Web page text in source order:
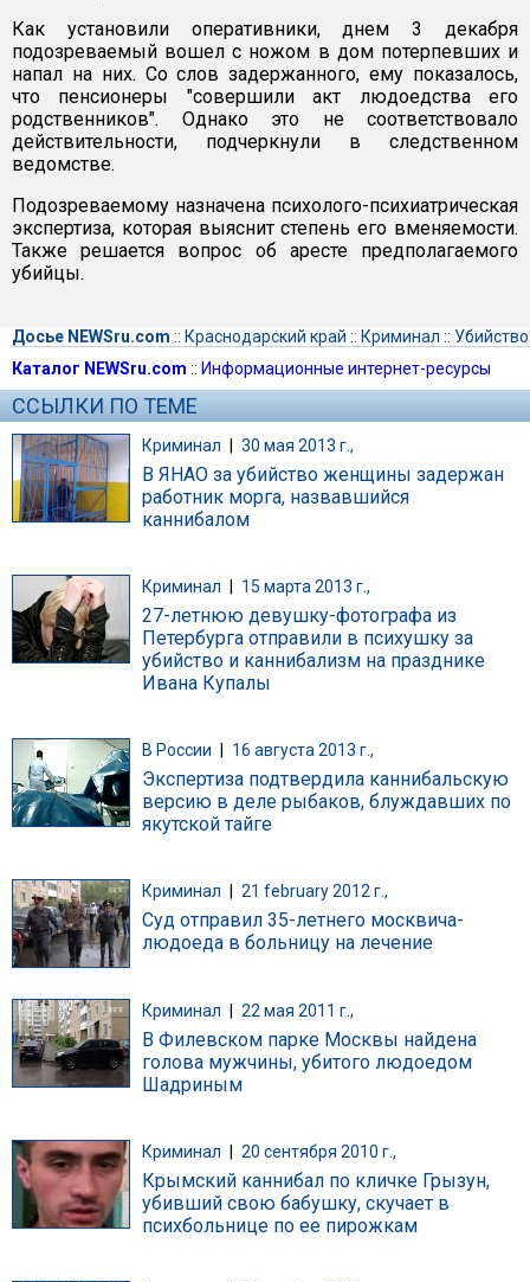
Как установили оперативники, днем 3 декабря
подозреваемый вошел с ножом в дом потерпевших и
напал на них. Со слов задержанного, ему показалось,
что пенсионеры "совершили акт людоедства его
родственников". Однако это не соответствовало
действительности, подчеркнули в следственном
ведомстве.
Подозреваемому назначена психолого-психиатрическая
экспертиза, которая выяснит степень его вменяемости.
Также решается вопрос об аресте предполагаемого
убийцы.
Досье NEWSru.com :: Краснодарский край :: Криминал :: Убийство
Каталог NEWSru.com :: Информационные интернет-ресурсы
ССЫЛКИ ПО ТЕМЕ
Криминал | 30 мая 2013 г.,
В ЯНАО за убийство женщины задержан
работник морга, назвавшийся
каннибалом
Криминал 15 марта 2013 г.,
27-летнюю девушку-фотографа из
Петербурга отправили в психушку за
убийство и каннибализм на празднике
Ивана Купалы
В России 16 августа 2013 г.,
Экспертиза подтвердила каннибальскую
версию в деле рыбаков, блуждавших по
якутской тайге
Криминал 21 february 2012 г.,
Суд отправил 35-летнего москвича-
людоеда в больницу на лечение
Криминал | 22 мая 2011 г.,
В Филевском парке Москвы найдена
голова мужчины, убитого людоедом
Шадриным
Криминал 20 сентября 2010 г.,
Крымский каннибал по кличке Грызун,
убивший свою бабушку, скучает в
психбольнице по ее пирожкам